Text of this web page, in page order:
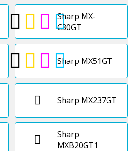
Sharp MX-
C30GT
Sharp MX51GT
Sharp MX237GT
Sharp
MXB20GT1